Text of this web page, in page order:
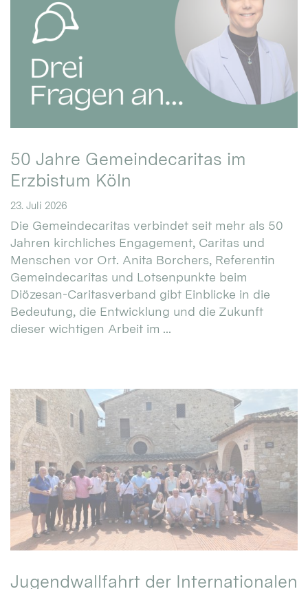
50 Jahre Gemeindecaritas im
Erzbistum Köln
23. Juli 2026
Die Gemeindecaritas verbindet seit mehr als 50
Jahren kirchliches Engagement, Caritas und
Menschen vor Ort. Anita Borchers, Referentin
Gemeindecaritas und Lotsenpunkte beim
Diözesan-Caritasverband gibt Einblicke in die
Bedeutung, die Entwicklung und die Zukunft
dieser wichtigen Arbeit im ...
Jugendwallfahrt der Internationalen